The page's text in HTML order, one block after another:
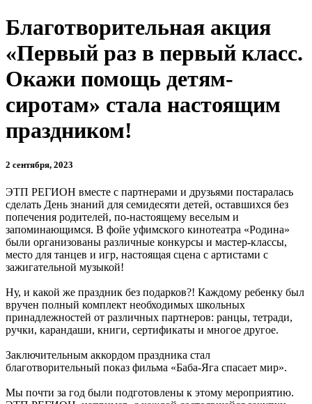
Благотворительная акция
«Первый раз в первый класс.
Окажи помощь детям-
сиротам» стала настоящим
праздником!
2 сентября, 2023
ЭТП РЕГИОН вместе с партнерами и друзьями постаралась
сделать День знаний для семидесяти детей, оставшихся без
попечения родителей, по-настоящему веселым и
запоминающимся. В фойе уфимского кинотеатра «Родина»
были организованы различные конкурсы и мастер-классы,
место для танцев и игр, настоящая сцена с артистами с
зажигательной музыкой!
Ну, и какой же праздник без подарков?! Каждому ребенку был
вручен полный комплект необходимых школьных
принадлежностей от различных партнеров: ранцы, тетради,
ручки, карандаши, книги, сертификаты и многое другое.
Заключительным аккордом праздника стал
благотворительный показ фильма «Баба-Яга спасает мир».
Мы почти за год были подготовлены к этому мероприятию.